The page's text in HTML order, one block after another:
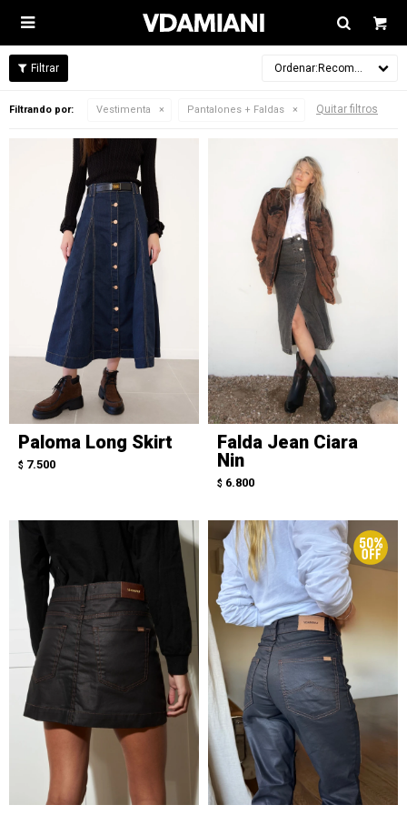

Recomendados
Filtrando por: Vestimenta Pantalones + Faldas Quitar filtros
Paloma Long Skirt
$ 7.500
Falda Jean Ciara
Nin
$ 6.800